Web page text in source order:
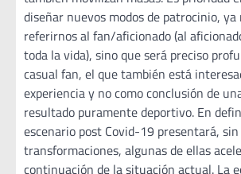
diseñar nuevos modos de patrocinio, ya
referirnos al fan/aficionado (al
toda la vida), sino que será preciso
casual fan, el que también está
experiencia y no como conclusión de
resultado puramente deportivo. En
escenario post Covid-19 presentará,
transformaciones, algunas de ellas
continuación de la situación actual. La